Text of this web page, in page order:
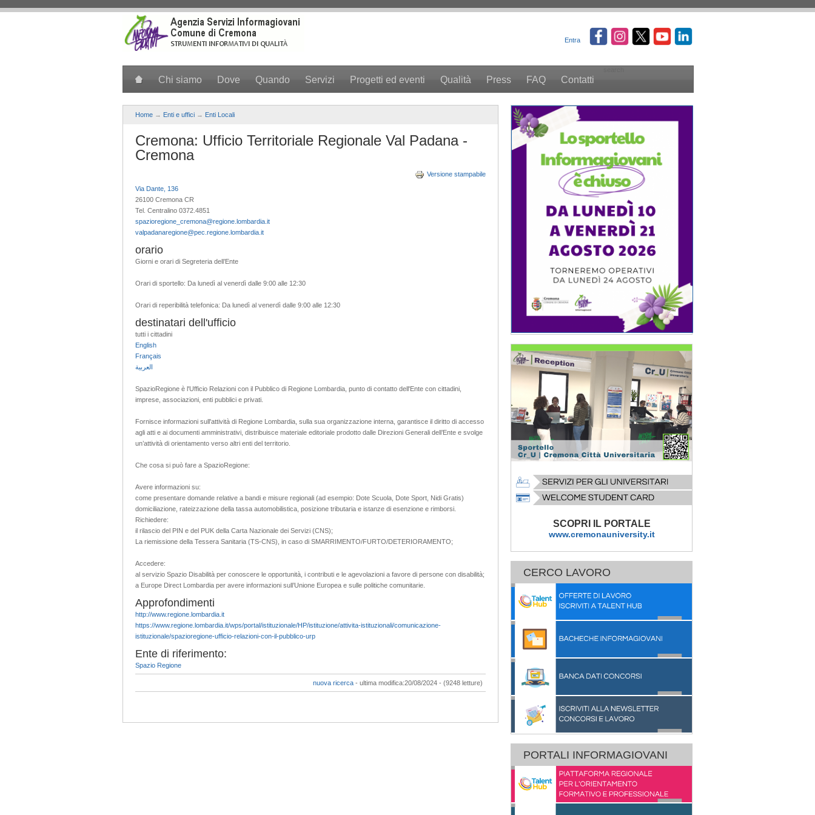
Entra
Chi siamo Dove Quando Servizi Progetti ed eventi Qualità Press FAQ Contatti
Home → Enti e uffici → Enti Locali
Cremona: Ufficio Territoriale Regionale Val Padana -
Cremona
Versione stampabile
Via Dante, 136
26100 Cremona CR
Tel. Centralino 0372.4851
spazioregione_cremona@regione.lombardia.it
valpadanaregione@pec.regione.lombardia.it
orario
Giorni e orari di Segreteria dell’Ente
Orari di sportello: Da lunedì al venerdì dalle 9:00 alle 12:30
Orari di reperibilità telefonica: Da lunedì al venerdì dalle 9:00 alle 12:30
destinatari dell'ufficio
tutti i cittadini
English
Français
العربية
SpazioRegione è l'Ufficio Relazioni con il Pubblico di Regione Lombardia, punto di contatto dell'Ente con cittadini,
imprese, associazioni, enti pubblici e privati.
Fornisce informazioni sull'attività di Regione Lombardia, sulla sua organizzazione interna, garantisce il diritto di accesso
agli atti e ai documenti amministrativi, distribuisce materiale editoriale prodotto dalle Direzioni Generali dell’Ente e svolge
un’attività di orientamento verso altri enti del territorio.
Che cosa si può fare a SpazioRegione:
Avere informazioni su:
come presentare domande relative a bandi e misure regionali (ad esempio: Dote Scuola, Dote Sport, Nidi Gratis)
domiciliazione, rateizzazione della tassa automobilistica, posizione tributaria e istanze di esenzione e rimborsi.
Richiedere:
il rilascio del PIN e del PUK della Carta Nazionale dei Servizi (CNS);
La riemissione della Tessera Sanitaria (TS-CNS), in caso di SMARRIMENTO/FURTO/DETERIORAMENTO;
Accedere:
al servizio Spazio Disabilità per conoscere le opportunità, i contributi e le agevolazioni a favore di persone con disabilità;
a Europe Direct Lombardia per avere informazioni sull’Unione Europea e sulle politiche comunitarie.
Approfondimenti
http://www.regione.lombardia.it
https://www.regione.lombardia.it/wps/portal/istituzionale/HP/istituzione/attivita-istituzionali/comunicazione-
istituzionale/spazioregione-ufficio-relazioni-con-il-pubblico-urp
Ente di riferimento:
Spazio Regione
nuova ricerca - ultima modifica:20/08/2024 - (9248 letture)
SCOPRI IL PORTALE
www.cremonauniversity.it
CERCO LAVORO
PORTALI INFORMAGIOVANI